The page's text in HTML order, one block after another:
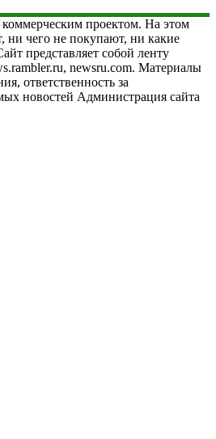
проектом. На этом
ни чего не покупают, ни какие
представляет собой ленту
newsru.com. Материалы
ответственность за
новостей Администрация сайта